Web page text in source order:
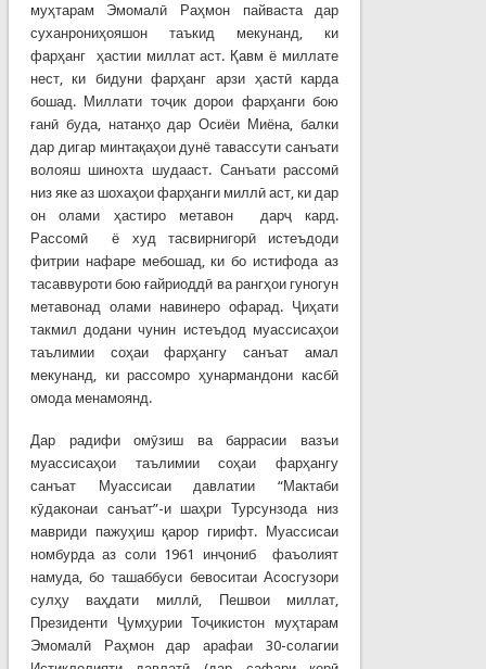
муҳтарам Эмомалӣ Раҳмон пайваста дар
суханрониҳояшон таъкид мекунанд, ки
фарҳанг ҳастии миллат аст. Қавм ё миллате
нест, ки бидуни фарҳанг арзи ҳастӣ карда
бошад. Миллати тоҷик дорои фарҳанги бою
ғанӣ буда, натанҳо дар Осиёи Миёна, балки
дар дигар минтақаҳои дунё тавассути санъати
волояш шинохта шудааст. Санъати рассомӣ
низ яке аз шохаҳои фарҳанги миллӣ аст, ки дар
он олами ҳастиро метавон дарҷ кард.
Рассомӣ ё худ тасвирнигорӣ истеъдоди
фитрии нафаре мебошад, ки бо истифода аз
тасаввуроти бою ғайриоддӣ ва рангҳои гуногун
метавонад олами навинеро офарад. Ҷиҳати
такмил додани чунин истеъдод муассисаҳои
таълимии соҳаи фарҳангу санъат амал
мекунанд, ки рассомро ҳунармандони касбӣ
омода менамоянд.
Дар радифи омӯзиш ва баррасии вазъи
муассисаҳои таълимии соҳаи фарҳангу
санъат Муассисаи давлатии “Мактаби
кӯдаконаи санъат”-и шаҳри Турсунзода низ
мавриди пажуҳиш қарор гирифт. Муассисаи
номбурда аз соли 1961 инҷониб фаъолият
намуда, бо ташаббуси бевоситаи Асосгузори
сулҳу ваҳдати миллӣ, Пешвои миллат,
Президенти Ҷумҳурии Тоҷикистон муҳтарам
Эмомалӣ Раҳмон дар арафаи 30-солагии